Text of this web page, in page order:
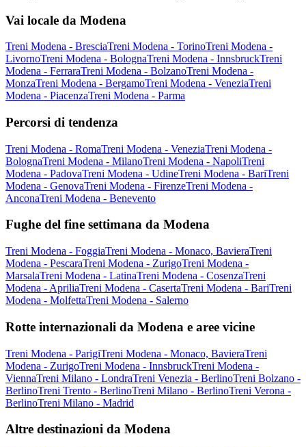
Vai locale da Modena
Treni Modena - BresciaTreni Modena - TorinoTreni Modena -
LivornoTreni Modena - BolognaTreni Modena - InnsbruckTreni
Modena - FerraraTreni Modena - BolzanoTreni Modena -
MonzaTreni Modena - BergamoTreni Modena - VeneziaTreni
Modena - PiacenzaTreni Modena - Parma
Percorsi di tendenza
Treni Modena - RomaTreni Modena - VeneziaTreni Modena -
BolognaTreni Modena - MilanoTreni Modena - NapoliTreni
Modena - PadovaTreni Modena - UdineTreni Modena - BariTreni
Modena - GenovaTreni Modena - FirenzeTreni Modena -
AnconaTreni Modena - Benevento
Fughe del fine settimana da Modena
Treni Modena - FoggiaTreni Modena - Monaco, BavieraTreni
Modena - PescaraTreni Modena - ZurigoTreni Modena -
MarsalaTreni Modena - LatinaTreni Modena - CosenzaTreni
Modena - ApriliaTreni Modena - CasertaTreni Modena - BariTreni
Modena - MolfettaTreni Modena - Salerno
Rotte internazionali da Modena e aree vicine
Treni Modena - ParigiTreni Modena - Monaco, BavieraTreni
Modena - ZurigoTreni Modena - InnsbruckTreni Modena -
ViennaTreni Milano - LondraTreni Venezia - BerlinoTreni Bolzano -
BerlinoTreni Trento - BerlinoTreni Milano - BerlinoTreni Verona -
BerlinoTreni Milano - Madrid
Altre destinazioni da Modena